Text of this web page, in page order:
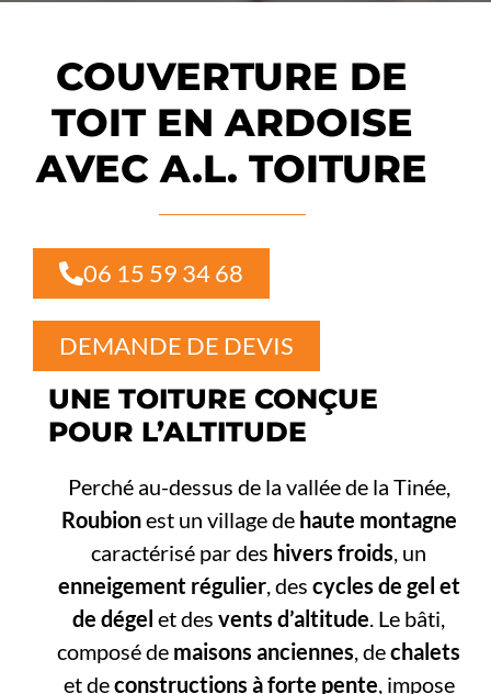
COUVERTURE DE
TOIT EN ARDOISE
AVEC A.L. TOITURE
06 15 59 34 68
DEMANDE DE DEVIS
UNE TOITURE CONÇUE
POUR L’ALTITUDE
Perché au-dessus de la vallée de la Tinée,
Roubionest un village de haute montagne
caractérisé par des hivers froids, un
enneigement régulier, des cycles de gel et
de dégel et desvents d’altitude. Le bâti,
composé de maisons anciennes, dechalets
et deconstructions à forte pente, impose